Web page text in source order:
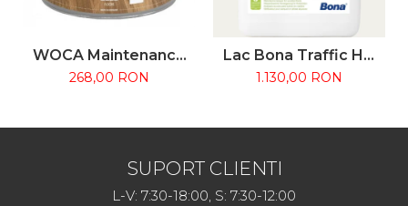
WOCA Maintenance
Oil 2.5L – Ulei
268,00 RON
Lac Bona Traffic HD
4.95L - Bicomponent
1.130,00 RON
SUPORT CLIENTI
L-V: 7:30-18:00, S: 7:30-12:00